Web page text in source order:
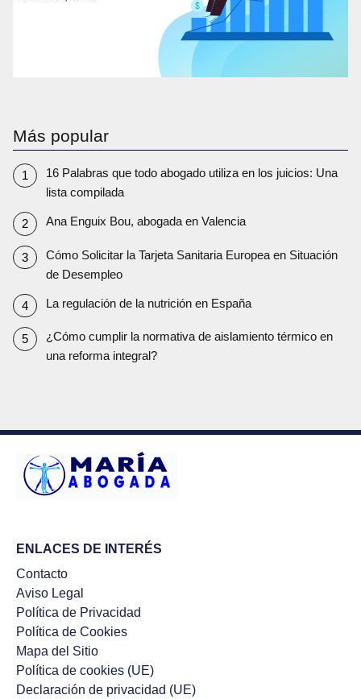
Más popular
16 Palabras que todo abogado utiliza en los juicios: Una
lista compilada
Ana Enguix Bou, abogada en Valencia
Cómo Solicitar la Tarjeta Sanitaria Europea en Situación
de Desempleo
La regulación de la nutrición en España
¿Cómo cumplir la normativa de aislamiento térmico en
una reforma integral?
ENLACES DE INTERÉS
Contacto
Aviso Legal
Política de Privacidad
Política de Cookies
Mapa del Sitio
Política de cookies (UE)
Declaración de privacidad (UE)